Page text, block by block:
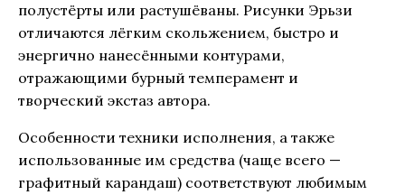
полустёрты или растушёваны. Рисунки Эрьзи
отличаются лёгким скольжением, быстро и
энергично нанесёнными контурами,
отражающими бурный темперамент и
творческий экстаз автора.
Особенности техники исполнения, а также
использованные им средства (чаще всего —
графитный карандаш) соответствуют любимым